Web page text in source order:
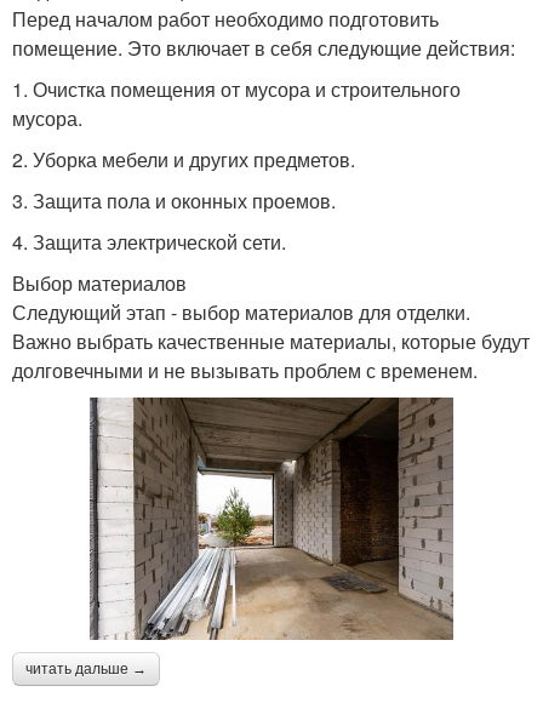
Перед началом работ необходимо подготовить
помещение. Это включает в себя следующие действия:
1. Очистка помещения от мусора и строительного
мусора.
2. Уборка мебели и других предметов.
3. Защита пола и оконных проемов.
4. Защита электрической сети.
Выбор материалов
Следующий этап - выбор материалов для отделки.
Важно выбрать качественные материалы, которые будут
долговечными и не вызывать проблем с временем.
читать дальше →